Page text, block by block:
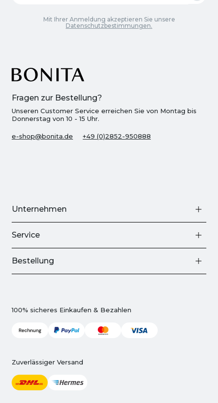
Fragen zur Bestellung?
Unseren Customer Service erreichen Sie von Montag bis
Donnerstag von 10 - 15 Uhr.
e-shop@bonita.de +49 (0)2852-950888
Mit Ihrer Anmeldung akzeptieren Sie unsere
Datenschutzbestimmungen.
Unternehmen
Service
Bestellung
100% sicheres Einkaufen & Bezahlen
Zuverlässiger Versand